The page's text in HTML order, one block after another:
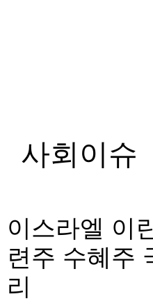
사회이슈
이스라엘 이
련주 수혜주
리